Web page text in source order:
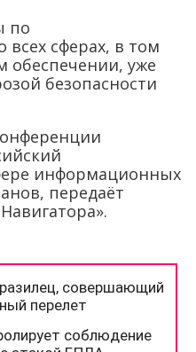
по
сферах, в том
обеспечении, уже
безопасности
информационных
передаёт